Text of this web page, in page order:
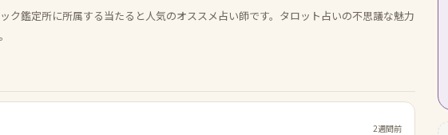
ク鑑定所に所属する当たると人気のオススメ占い師です。タロット占いの不思議な魅力
2週間前